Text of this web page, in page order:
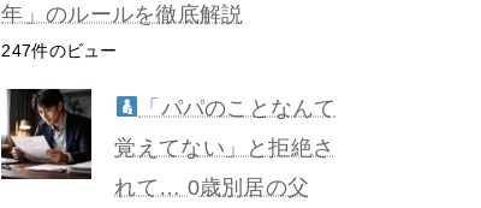
年」のルールを徹底解説
247件のビュー
「パパのことなんて
覚えてない」と拒絶さ
れて… 0歳別居の父